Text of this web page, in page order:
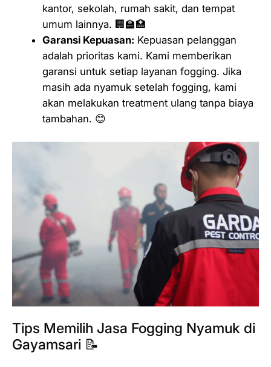
kantor, sekolah, rumah sakit, dan tempat
umum lainnya. 🏢🏫🏥
Garansi Kepuasan: Kepuasan pelanggan
adalah prioritas kami. Kami memberikan
garansi untuk setiap layanan fogging. Jika
masih ada nyamuk setelah fogging, kami
akan melakukan treatment ulang tanpa biaya
tambahan. 😊
Tips Memilih Jasa Fogging Nyamuk di
Gayamsari 📝